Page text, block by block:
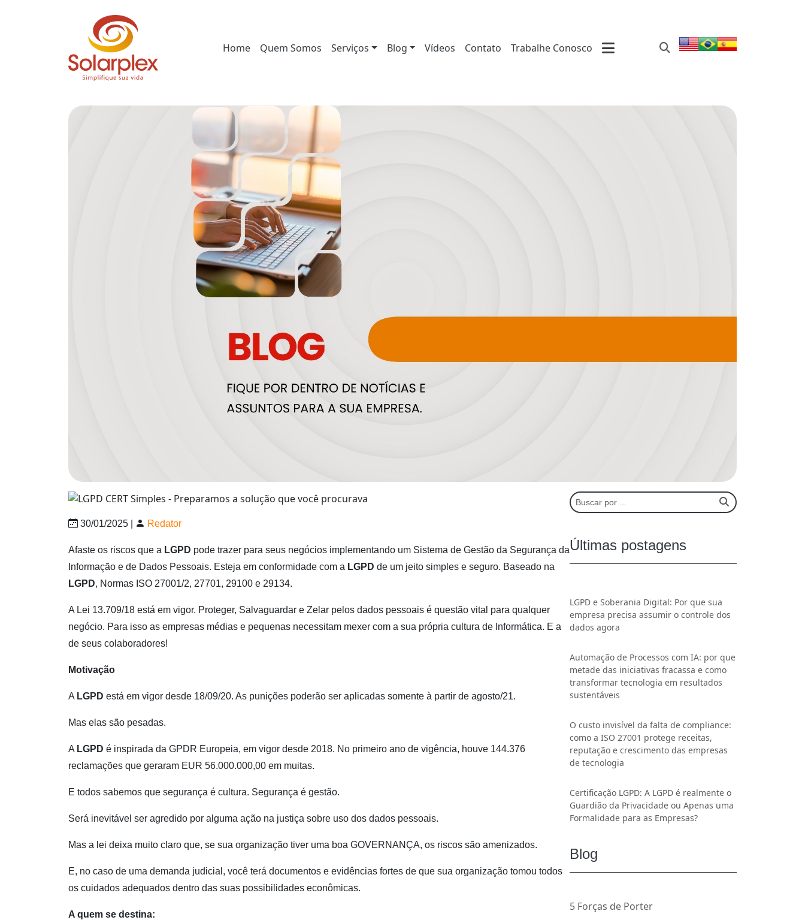
Home Quem Somos Serviços Blog Vídeos Contato Trabalhe Conosco
30/01/2025 | Redator
Afaste os riscos que a LGPD pode trazer para seus negócios implementando um Sistema de Gestão da Segurança da
Informação e de Dados Pessoais. Esteja em conformidade com a LGPD de um jeito simples e seguro. Baseado na
LGPD, Normas ISO 27001/2, 27701, 29100 e 29134.
A Lei 13.709/18 está em vigor. Proteger, Salvaguardar e Zelar pelos dados pessoais é questão vital para qualquer
negócio. Para isso as empresas médias e pequenas necessitam mexer com a sua própria cultura de Informática. E a
de seus colaboradores!
Motivação
A LGPD está em vigor desde 18/09/20. As punições poderão ser aplicadas somente à partir de agosto/21.
Mas elas são pesadas.
A LGPD é inspirada da GPDR Europeia, em vigor desde 2018. No primeiro ano de vigência, houve 144.376
reclamações que geraram EUR 56.000.000,00 em muitas.
E todos sabemos que segurança é cultura. Segurança é gestão.
Será inevitável ser agredido por alguma ação na justiça sobre uso dos dados pessoais.
Mas a lei deixa muito claro que, se sua organização tiver uma boa GOVERNANÇA, os riscos são amenizados.
E, no caso de uma demanda judicial, você terá documentos e evidências fortes de que sua organização tomou todos
os cuidados adequados dentro das suas possibilidades econômicas.
A quem se destina:
Últimas postagens
LGPD e Soberania Digital: Por que sua
empresa precisa assumir o controle dos
dados agora
Automação de Processos com IA: por que
metade das iniciativas fracassa e como
transformar tecnologia em resultados
sustentáveis
O custo invisível da falta de compliance:
como a ISO 27001 protege receitas,
reputação e crescimento das empresas
de tecnologia
Certificação LGPD: A LGPD é realmente o
Guardião da Privacidade ou Apenas uma
Formalidade para as Empresas?
Blog
5 Forças de Porter